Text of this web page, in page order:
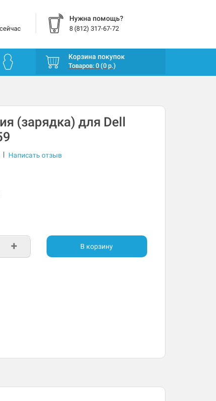
Нужна помощь?
8 (812) 317-67-72
Корзина покупок
Товаров: 0 (0 р.)
(зарядка) для Dell
| Написать отзыв
+ В корзину